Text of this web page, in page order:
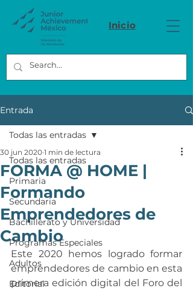
Inicio
Entrada
Todas las entradas
Primaria
Secundaria
Bachillerato y Universidad
Programas Especiales
Adultos
Editorial
Todas las entradas
FORMA @ HOME |
Formando
Emprendedores de
Cambio
30 jun 2020 1 min de lectura
Este 2020 hemos logrado formar
emprendedores de cambio en esta
primera edición digital del Foro del